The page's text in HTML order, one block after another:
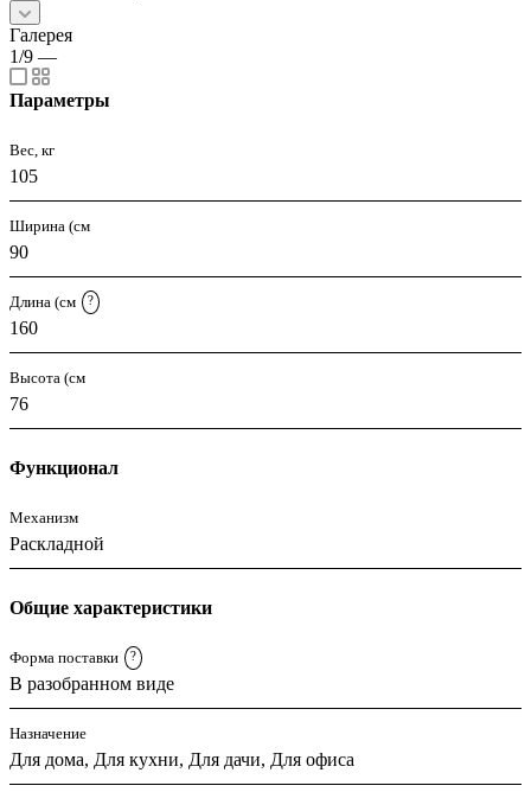
Галерея
1/9 —
Параметры
Вес, кг
105
Ширина (см
90
Длина (см ?
160
Высота (см
76
Функционал
Механизм
Раскладной
Общие характеристики
Форма поставки ?
В разобранном виде
Назначение
Для дома, Для кухни, Для дачи, Для офиса